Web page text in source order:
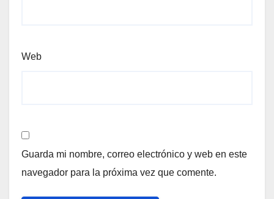
Web
Guarda mi nombre, correo electrónico y web en este
navegador para la próxima vez que comente.